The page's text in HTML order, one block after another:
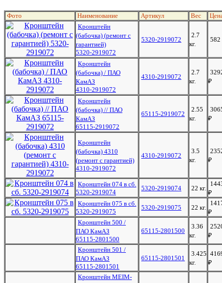
Фото Наименование Артикул Вес
Кронштейн
(бабочка) (ремонт с
гарантией)
5320-2919072
5320-2919072
2.7
кг.
582
Кронштейн
(бабочка) / ПАО
КамАЗ
4310-2919072
4310-2919072
2.7
кг.
₽
Кронштейн
(бабочка) // ПАО
КамАЗ
65115-2919072
65115-2919072
2.55
кг.
₽
Кронштейн
(бабочка) 4310
(ремонт с гарантией)
4310-2919072
4310-2919072
3.5
кг.
₽
Кронштейн 074 в сб.
5320-2919074
5320-2919074 22 кг.
₽
Кронштейн 075 в сб.
5320-2919075
5320-2919075 22 кг.
₽
Кронштейн 500 /
ПАО КамАЗ
65115-2801500
65115-2801500
3.36
кг.
₽
Кронштейн 501 /
ПАО КамАЗ
65115-2801501
65115-2801501
3.425
кг.
₽
Кронштейн MEIM-